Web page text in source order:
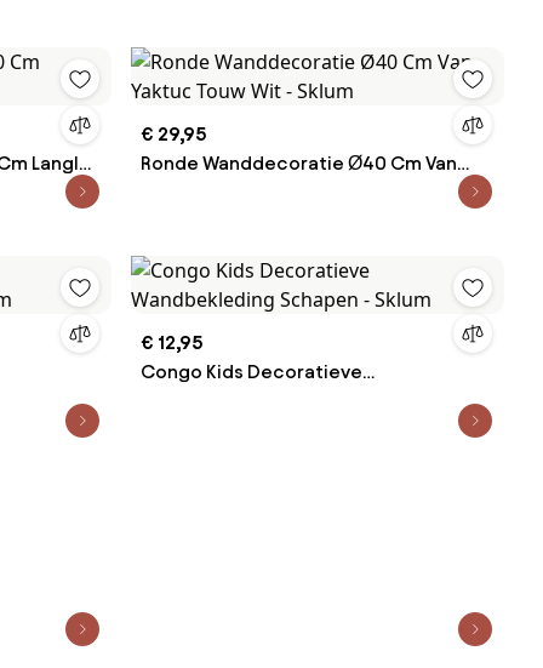
Langley
€ 29,95
Ronde Wanddecoratie Ø40 Cm Van
€ 12,95
Congo Kids Decoratieve